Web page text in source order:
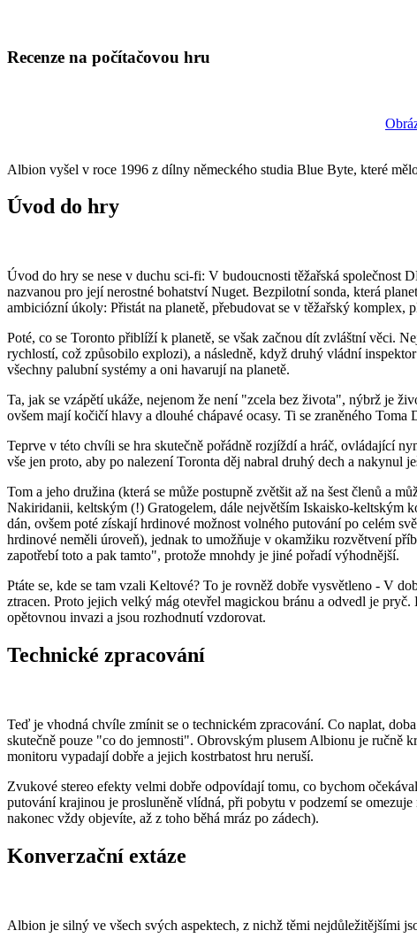
Recenze na počítačovou hru
Albion vyšel v roce 1996 z dílny německého studia Blue Byte, které
Úvod do hry
Úvod do hry se nese v duchu sci-fi: V budoucnosti těžařská společnost
nazvanou pro její nerostné bohatství Nuget. Bezpilotní sonda, která
ambiciózní úkoly: Přistát na planetě, přebudovat se v těžařský
Poté, co se Toronto přiblíží k planetě, se však začnou dít zvláštní věci.
rychlostí, což způsobilo explozi), a následně, když druhý vládní
všechny palubní systémy a oni havarují na planetě.
Ta, jak se vzápětí ukáže, nejenom že není "zcela bez života", nýbrž je
ovšem mají kočičí hlavy a dlouhé chápavé ocasy. Ti se zraněného
Teprve v této chvíli se hra skutečně pořádně rozjíždí a hráč, ovládající
vše jen proto, aby po nalezení Toronta děj nabral druhý dech a nakynul
Tom a jeho družina (která se může postupně zvětšit až na šest členů a
Nakiridanii, keltským (!) Gratogelem, dále největším Iskaisko-keltským
dán, ovšem poté získají hrdinové možnost volného putování po celém
hrdinové neměli úroveň), jednak to umožňuje v okamžiku rozvětvení
zapotřebí toto a pak tamto", protože mnohdy je jiné pořadí výhodnější.
Ptáte se, kde se tam vzali Keltové? To je rovněž dobře vysvětleno - V
ztracen. Proto jejich velký mág otevřel magickou bránu a odvedl je
opětovnou invazi a jsou rozhodnutí vzdorovat.
Technické zpracování
Teď je vhodná chvíle zmínit se o technickém zpracování. Co naplat,
skutečně pouze "co do jemnosti". Obrovským plusem Albionu je ručně
monitoru vypadají dobře a jejich kostrbatost hru neruší.
Zvukové stereo efekty velmi dobře odpovídají tomu, co bychom
putování krajinou je prosluněně vlídná, při pobytu v podzemí se
nakonec vždy objevíte, až z toho běhá mráz po zádech).
Konverzační extáze
Albion je silný ve všech svých aspektech, z nichž těmi nejdůležitějšími